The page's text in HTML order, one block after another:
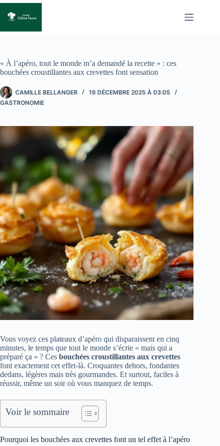
Passer
contenu
« À l’apéro, tout le monde m’a demandé la recette » : ces
bouchées croustillantes aux crevettes font sensation
CAMILLE BELLANGER
19 DÉCEMBRE 2025 À 03:05
GASTRONOMIE
Vous voyez ces plateaux d’apéro qui disparaissent en cinq
minutes, le temps que tout le monde s’écrie « mais qui a
préparé ça » ? Ces bouchées croustillantes aux crevettes
font exactement cet effet-là. Croquantes dehors, fondantes
dedans, légères mais très gourmandes. Et surtout, faciles à
réussir, même un soir où vous manquez de temps.
Voir le sommaire
Pourquoi les bouchées aux crevettes font un tel effet à l’apéro